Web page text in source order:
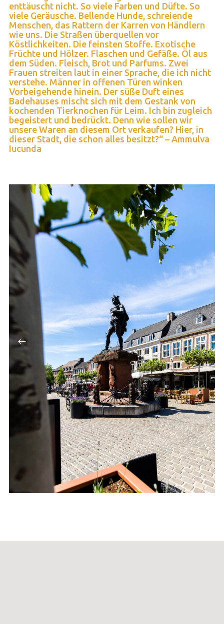
enttäuscht nicht. So viele Farben und Düfte. So
viele Geräusche. Bellende Hunde, schreiende
Menschen, das Rattern der Karren von Händlern
wie uns. Die Straßen überquellen vor
Köstlichkeiten. Die feinsten Stoffe. Exotische
Früchte und Hölzer. Flaschen und Gefäße. Öl aus
dem Süden. Fleisch, Brot und Parfums. Zwei
Frauen streiten laut in einer Sprache, die ich nicht
verstehe. Männer in offenen Türen winken
Vorbeigehende hinein. Der süße Duft eines
Badehauses mischt sich mit dem Gestank von
kochenden Tierknochen für Leim. Ich bin zugleich
begeistert und bedrückt. Denn wie sollen wir
unsere Waren an diesem Ort verkaufen? Hier, in
dieser Stadt, die schon alles besitzt?“ – Ammulva
Iucunda